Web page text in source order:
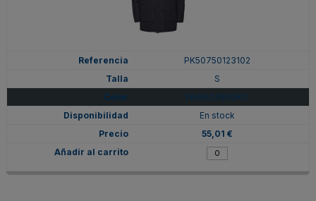
PK50750123102
S
EBANO/NEGRO
En stock
55,01 €